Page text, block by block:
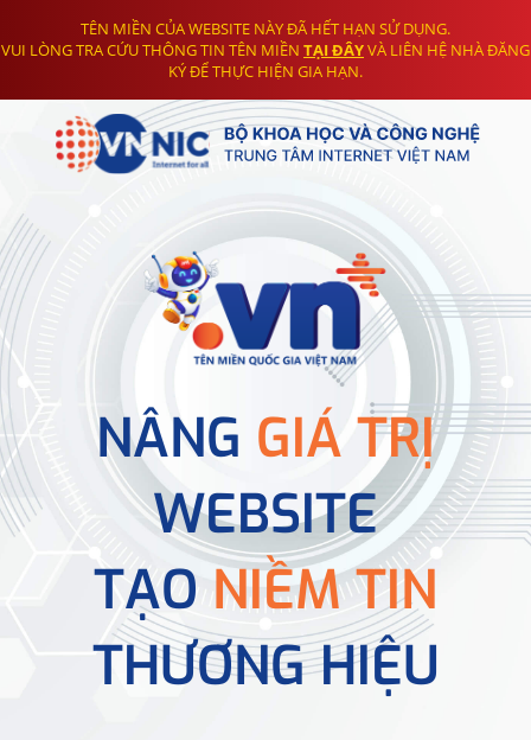
TÊN MIỀN CỦA WEBSITE NÀY ĐÃ HẾT HẠN SỬ DỤNG.
VUI LÒNG TRA CỨU THÔNG TIN TÊN MIỀN TẠI ĐÂYVÀ LIÊN HỆ NHÀ ĐĂNG
KÝ ĐỂ THỰC HIỆN GIA HẠN.
NÂNG GIÁ TRỊ
WEBSITE
TẠONIỀM TIN
THƯƠNG HIỆU